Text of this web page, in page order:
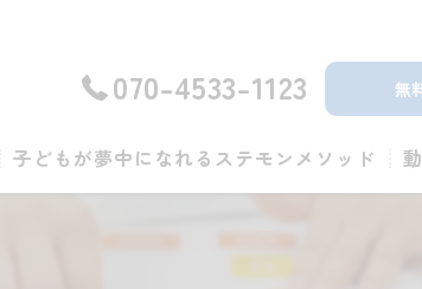
070-4533-1123 無
子どもが夢中になれるステモンメソッド